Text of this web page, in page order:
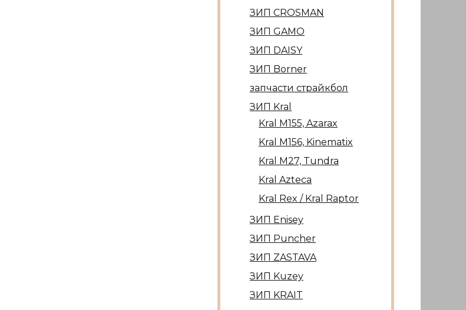
ЗИП CROSMAN
ЗИП GAMO
ЗИП DAISY
ЗИП Borner
запчасти страйкбол
ЗИП Kral
Kral М155, Azarax
Kral М156, Kinematix
Kral М27, Tundra
Kral Azteca
Kral Rex / Kral Raptor
ЗИП Enisey
ЗИП Puncher
ЗИП ZASTAVA
ЗИП Kuzey
ЗИП KRAIT